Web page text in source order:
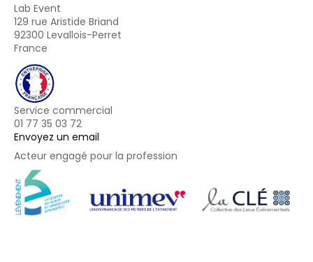
Lab Event
129 rue Aristide Briand
92300 Levallois-Perret
France
Service commercial
01 77 35 03 72
Envoyez un email
Acteur engagé pour la profession